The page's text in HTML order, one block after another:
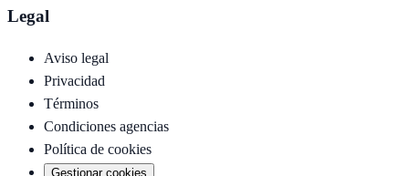
Legal
Aviso legal
Privacidad
Términos
Condiciones agencias
Política de cookies
Gestionar cookies